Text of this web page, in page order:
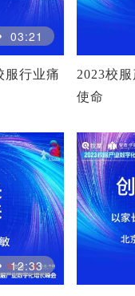
03:21
服行业痛
2023校
使命
12:33